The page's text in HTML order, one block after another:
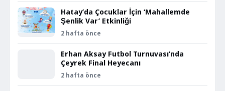
Hatay’da Çocuklar İçin ‘Mahallemde
Şenlik Var’ Etkinliği
2 hafta önce
Erhan Aksay Futbol Turnuvası’nda
Çeyrek Final Heyecanı
2 hafta önce